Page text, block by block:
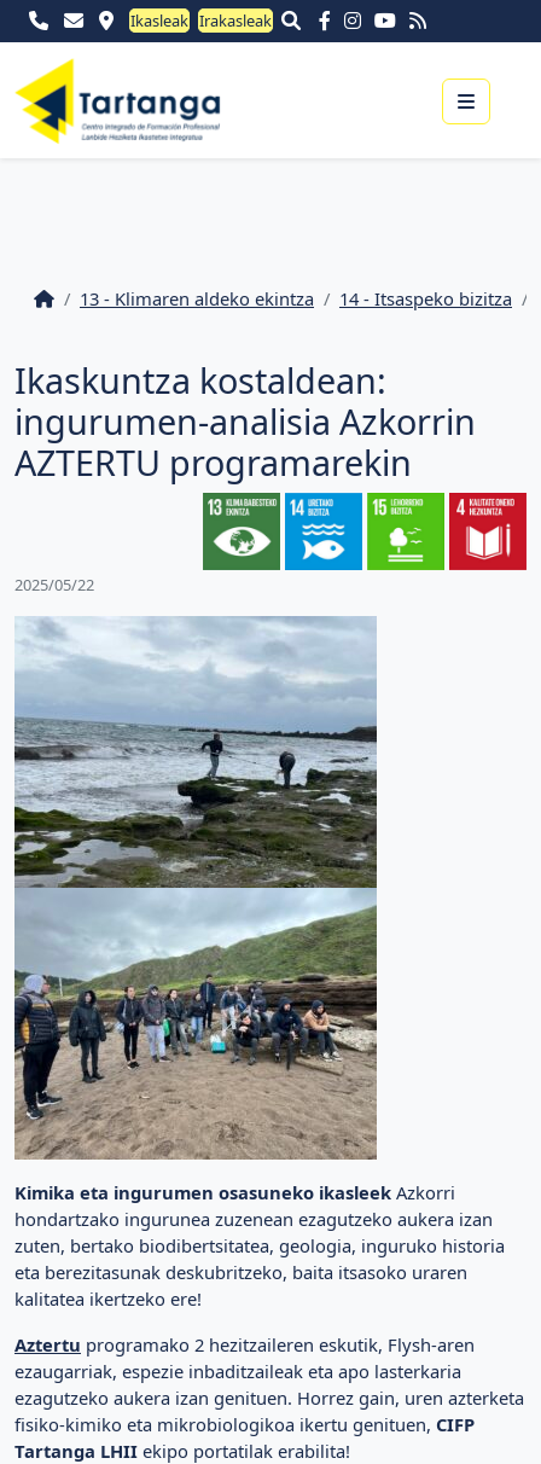
Ikasleak Irakasleak
Menu
13 - Klimaren aldeko ekintza 14 - Itsaspeko bizitza
Ikaskuntza kostaldean:
ingurumen-analisia Azkorrin
AZTERTU programarekin
2025/05/22
Kimika eta ingurumen osasuneko ikasleek Azkorri
hondartzako ingurunea zuzenean ezagutzeko aukera izan
zuten, bertako biodibertsitatea, geologia, inguruko historia
eta berezitasunak deskubritzeko, baita itsasoko uraren
kalitatea ikertzeko ere!
Aztertu programako 2 hezitzaileren eskutik, Flysh-aren
ezaugarriak, espezie inbaditzaileak eta apo lasterkaria
ezagutzeko aukera izan genituen. Horrez gain, uren azterketa
fisiko-kimiko eta mikrobiologikoa ikertu genituen, CIFP
Tartanga LHII ekipo portatilak erabilita!